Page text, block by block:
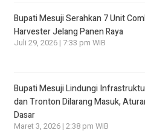
Bupati Mesuji Serahkan 7 Unit
Harvester Jelang Panen Raya
Juli 29, 2026 | 7:33 pm WIB
Bupati Mesuji Lindungi
dan Tronton Dilarang Masuk,
Dasar
Maret 3, 2026 | 2:38 pm WIB